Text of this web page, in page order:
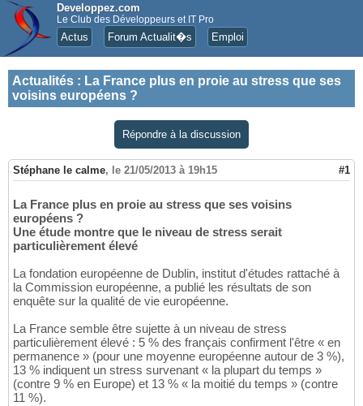
Developpez.com
Le Club des Développeurs et IT Pro
Actus Forum Actualit�s Emploi
Actualités : La France plus en proie au stress que ses
voisins européens ?
Répondre à la discussion
Stéphane le calme, le 21/05/2013 à 19h15 #1
La France plus en proie au stress que ses voisins
européens ?
Une étude montre que le niveau de stress serait
particulièrement élevé
La fondation européenne de Dublin, institut d'études rattaché à
la Commission européenne, a publié les résultats de son
enquête sur la qualité de vie européenne.
La France semble être sujette à un niveau de stress
particulièrement élevé : 5 % des français confirment l'être « en
permanence » (pour une moyenne européenne autour de 3 %),
13 % indiquent un stress survenant « la plupart du temps »
(contre 9 % en Europe) et 13 % « la moitié du temps » (contre
11 %).